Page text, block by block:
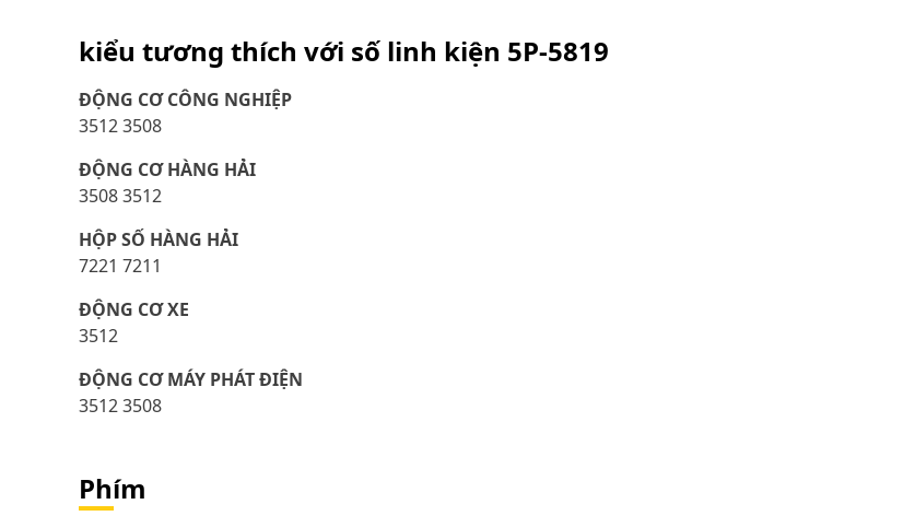
kiểu tương thích với số linh kiện 5P-5819
ĐỘNG CƠ CÔNG NGHIỆP
3512 3508
ĐỘNG CƠ HÀNG HẢI
3508 3512
HỘP SỐ HÀNG HẢI
7221 7211
ĐỘNG CƠ XE
3512
ĐỘNG CƠ MÁY PHÁT ĐIỆN
3512 3508
Phím